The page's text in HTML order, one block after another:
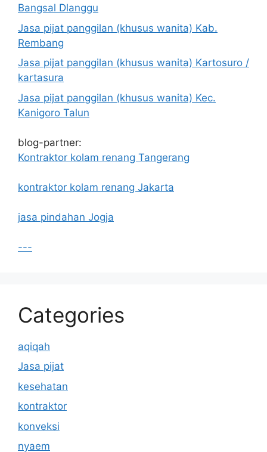
Bangsal Dlanggu
Jasa pijat panggilan (khusus wanita) Kab.
Rembang
Jasa pijat panggilan (khusus wanita) Kartosuro /
kartasura
Jasa pijat panggilan (khusus wanita) Kec.
Kanigoro Talun
blog-partner:
Kontraktor kolam renang Tangerang
kontraktor kolam renang Jakarta
jasa pindahan Jogja
---
Categories
aqiqah
Jasa pijat
kesehatan
kontraktor
konveksi
nyaem